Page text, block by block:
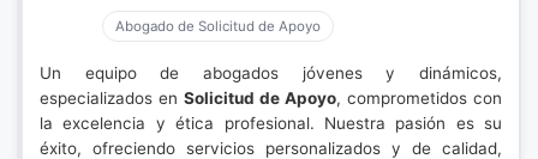
Abogado de Solicitud de Apoyo
Un equipo de abogados jóvenes y dinámicos,
especializados en Solicitud de Apoyo, comprometidos con
la excelencia y ética profesional. Nuestra pasión es su
éxito, ofreciendo servicios personalizados y de calidad,